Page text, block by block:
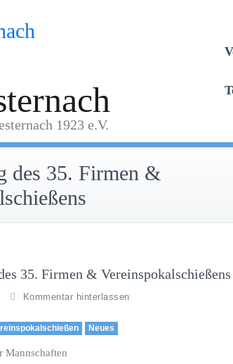
1923 e.V.
des 35. Firmen &
35. Firmen & Vereinspokalschießens
Kommentar hinterlassen
Neues